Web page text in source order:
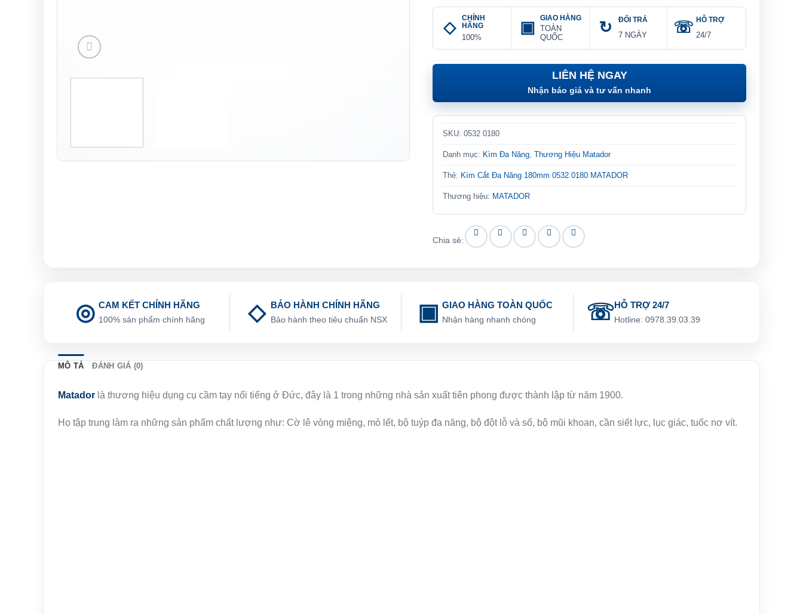
CHÍNH
HÃNG
100%
GIAO HÀNG
TOÀN
QUỐC
ĐỔI TRẢ
7 NGÀY
HỖ TRỢ
24/7
LIÊN HỆ NGAY
Nhận báo giá và tư vấn nhanh
SKU:0532 0180
Danh mục: Kìm Đa Năng ,Thương Hiệu Matador
Thẻ: Kìm Cắt Đa Năng 180mm 0532 0180 MATADOR
Thương hiệu: MATADOR
Chia sẻ:
CAM KẾT CHÍNH HÃNG
100% sản phẩm chính hãng
BẢO HÀNH CHÍNH HÃNG
Bảo hành theo tiêu chuẩn NSX
GIAO HÀNG TOÀN QUỐC
Nhận hàng nhanh chóng
HỖ TRỢ 24/7
Hotline: 0978.39.03.39
MÔ TẢ ĐÁNH GIÁ (0)
Matador là thương hiệu dụng cụ cầm tay nổi tiếng ở Đức, đây là 1 trong những nhà sản xuất tiên phong được thành lập từ năm 1900.
Họ tập trung làm ra những sản phẩm chất lượng như: Cờ lê vòng miệng, mỏ lết, bộ tuýp đa năng, bộ đột lỗ và số, bộ mũi khoan, cần siết lực, lục giác, tuốc nơ vít.